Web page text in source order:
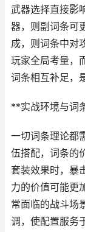
武器选择直接影
器，则副词条可
成，则词条中对
玩家全局考量，
词条相互补足，
**实战环境与词
一切词条理论都
伍搭配，词条的
套装效果时，暴
力的价值可能更
常面临的战斗场
调，使配置服务